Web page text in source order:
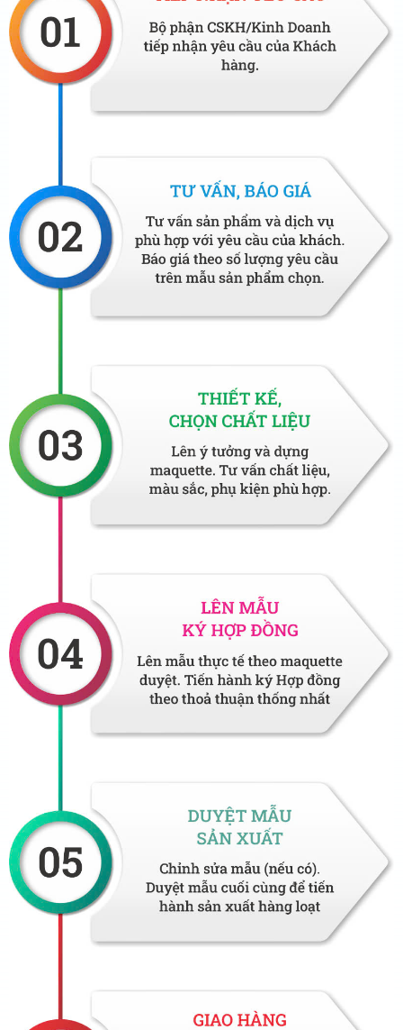
299.000 đồng tại Xưởng may Trang Anh
7. Đồng phục quản lý
Vest nữ
Phân khúc trung bình từ550.000đ - 580.000đ